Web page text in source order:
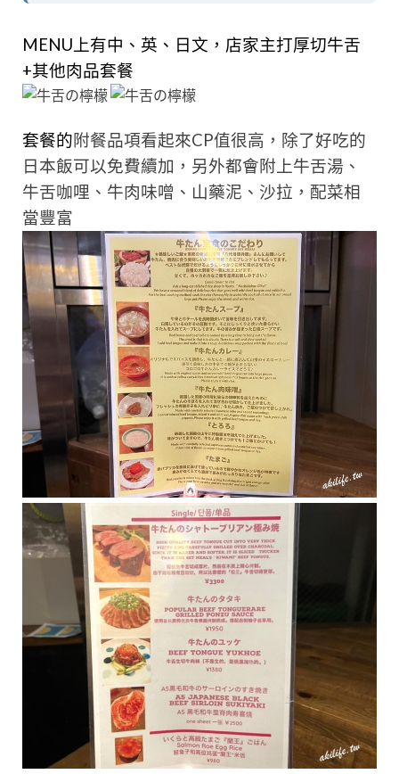
MENU上有中、英、日文，店家主打厚切牛舌
+其他肉品套餐
套餐的附餐品項看起來CP值很高，除了好吃的
日本飯可以免費續加，另外都會附上牛舌湯、
牛舌咖哩、牛肉味噌、山藥泥、沙拉，配菜相
當豐富